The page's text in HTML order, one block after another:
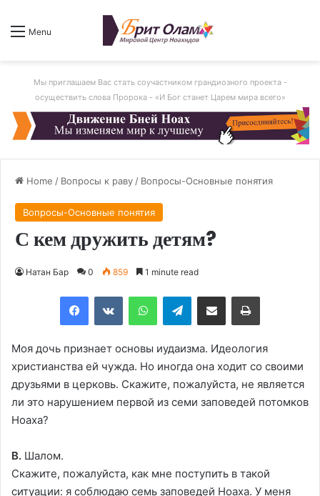
Menu
Мы приглашаем Вас стать соучастником грандиозного проекта -
осуществить слова Пророка - «И Бог станет Царем мира всего»
Home / Вопросы к раву / Вопросы-Основные понятия
Вопросы-Основные понятия
С кем дружить детям?
Натан Бар 0 859 1 minute read
FacebookVKontakteWhatsAppTelegramShare via Email Print
Моя дочь признает основы иудаизма. Идеология
христианства ей чужда. Но иногда она ходит со своими
друзьями в церковь. Скажите, пожалуйста, не является
ли это нарушением первой из семи заповедей потомков
Ноаха?
В. Шалом.
Скажите, пожалуйста, как мне поступить в такой
ситуации: я соблюдаю семь заповедей Ноаха. У меня